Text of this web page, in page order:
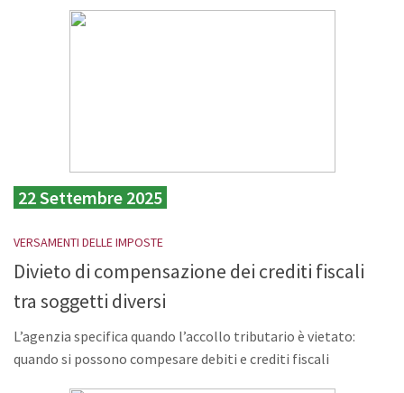
22 Settembre 2025
VERSAMENTI DELLE IMPOSTE
Divieto di compensazione dei crediti fiscali
tra soggetti diversi
L’agenzia specifica quando l’accollo tributario è vietato:
quando si possono compesare debiti e crediti fiscali